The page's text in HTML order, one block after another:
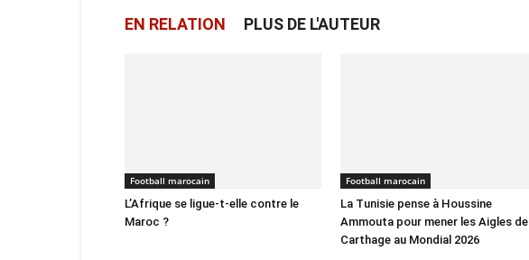
EN RELATION PLUS DE L'AUTEUR
Football marocain
L’Afrique se ligue-t-elle contre le
Maroc ?
Football marocain
La Tunisie pense à Houssine
Ammouta pour mener les Aigles de
Carthage au Mondial 2026